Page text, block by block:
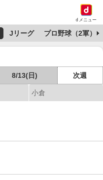
dメニュー
Jリーグ プロ野球（2軍）
8/13(日) 次週
小倉